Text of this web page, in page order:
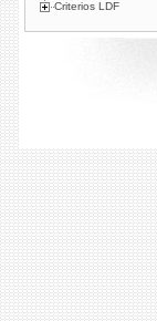
Criterios LDF